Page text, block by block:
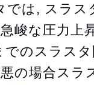
では, スラス
峻な圧力上
でのスラス
の場合スラ